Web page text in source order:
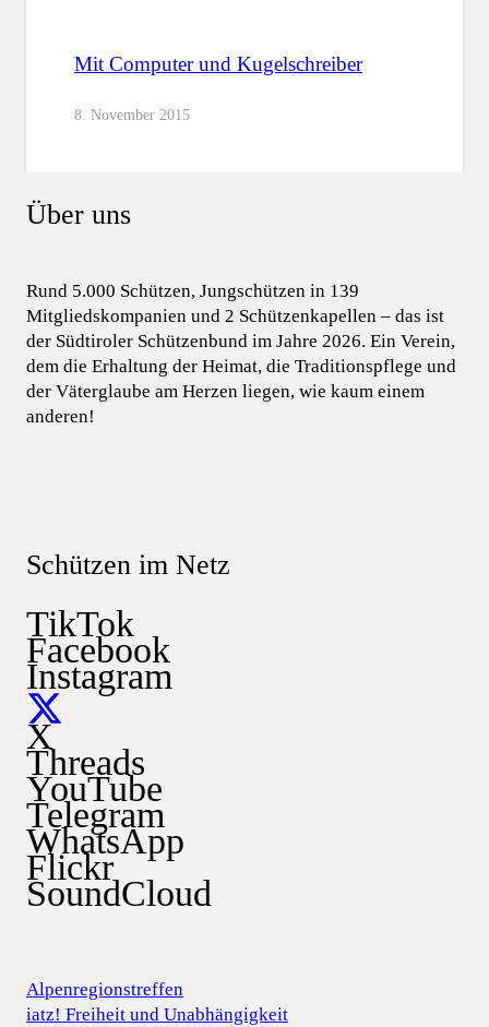
Mit Computer und Kugelschreiber
8. November 2015
Über uns
Rund 5.000 Schützen, Jungschützen in 139
Mitgliedskompanien und 2 Schützenkapellen – das ist
der Südtiroler Schützenbund im Jahre 2026. Ein Verein,
dem die Erhaltung der Heimat, die Traditionspflege und
der Väterglaube am Herzen liegen, wie kaum einem
anderen!
Schützen im Netz
TikTok
Facebook
Instagram
X
Threads
YouTube
Telegram
WhatsApp
Flickr
SoundCloud
Alpenregionstreffen
iatz! Freiheit und Unabhängigkeit